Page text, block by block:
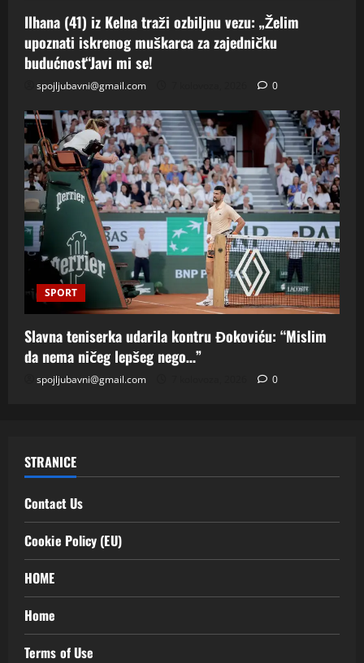
Ilhana (41) iz Kelna traži ozbiljnu vezu: „Želim
upoznati iskrenog muškarca za zajedničku
budućnost“Javi mi se!
spojljubavni@gmail.com 0
SPORT
Slavna teniserka udarila kontru Đokoviću: “Mislim
da nema ničeg lepšeg nego…”
spojljubavni@gmail.com 0
STRANICE
Contact Us
Cookie Policy (EU)
HOME
Home
Terms of Use